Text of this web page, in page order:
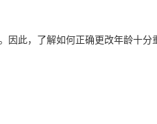
此，了解如何正确更改年龄十分